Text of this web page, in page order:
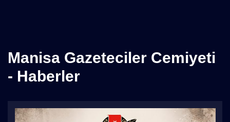
Manisa Gazeteciler Cemiyeti
- Haberler